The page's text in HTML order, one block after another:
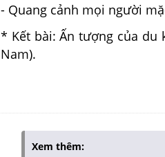
- Quang cảnh mọi người
* Kết bài: Ấn tượng của du
Nam).
Xem thêm: